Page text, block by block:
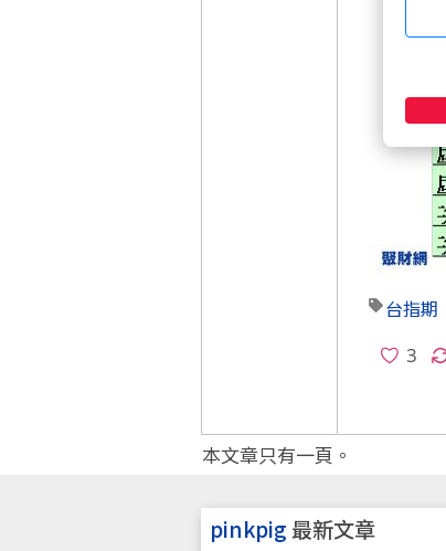
台指期
本文章只有一頁。
pinkpig最新文章